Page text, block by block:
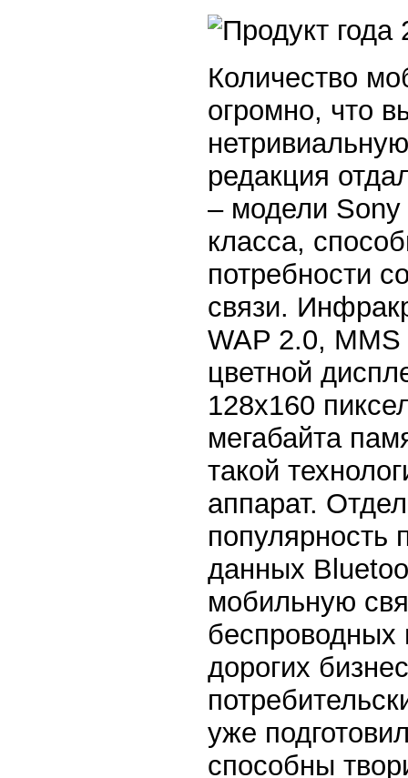
Количество
огромно, что
редакция
– модели Sony
класса,
потребности
связи.
WAP 2.0,
цветной
128x160
мегабайта
такой
аппарат.
популярность
данных
мобильную
беспроводных
дорогих
уже
способны